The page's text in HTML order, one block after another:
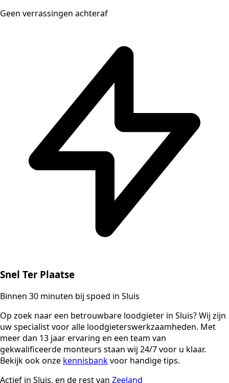
Geen verrassingen achteraf
Snel Ter Plaatse
Binnen 30 minuten bij spoed in Sluis
Op zoek naar een betrouwbare loodgieter in Sluis? Wij zijn
uw specialist voor alle loodgieterswerkzaamheden. Met
meer dan 13 jaar ervaring en een team van
gekwalificeerde monteurs staan wij 24/7 voor u klaar.
Bekijk ook onze kennisbankvoor handige tips.
Actief in Sluis, en de rest van Zeeland